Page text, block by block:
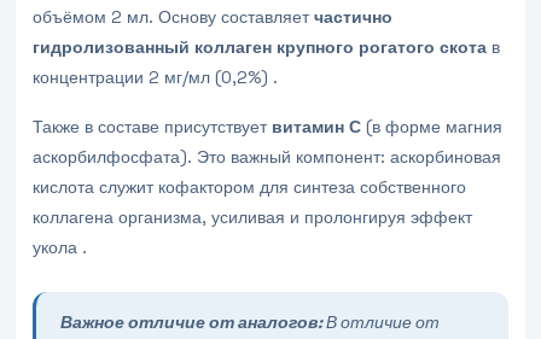
объёмом 2 мл. Основу составляетчастично
гидролизованный коллаген крупного рогатого скота в
концентрации 2 мг/мл (0,2%) .
Также в составе присутствует витамин С (в форме магния
аскорбилфосфата). Это важный компонент: аскорбиновая
кислота служит кофактором для синтеза собственного
коллагена организма, усиливая и пролонгируя эффект
укола .
Важное отличие от аналогов:В отличие от